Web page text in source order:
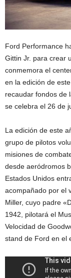
Ford Performance
Gittin Jr. para crear
conmemora el
en la edición de
recaudar fondos de
se celebra el 26 de
La edición de este
grupo de pilotos
misiones de
desde aeródromos
Estados Unidos
acompañado por el
Miller, cuyo padre
1942, pilotará el
Velocidad de
stand de Ford en el